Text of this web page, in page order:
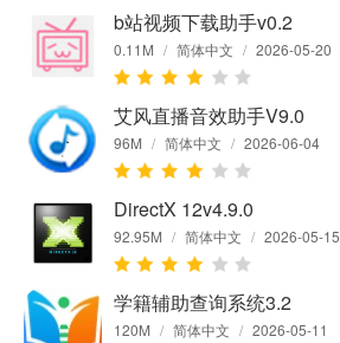
b站视频下载助手v0.2
0.11M / 简体中文 / 2026-05-20
艾风直播音效助手V9.0
96M / 简体中文 / 2026-06-04
DirectX 12v4.9.0
92.95M / 简体中文 / 2026-05-15
学籍辅助查询系统3.2
120M / 简体中文 / 2026-05-11